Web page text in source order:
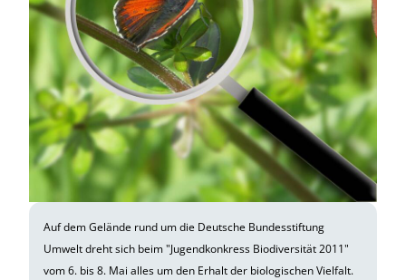
Auf dem Gelände rund um die Deutsche Bundesstiftung
Umwelt dreht sich beim "Jugendkonkress Biodiversität 2011"
vom 6. bis 8. Mai alles um den Erhalt der biologischen Vielfalt.